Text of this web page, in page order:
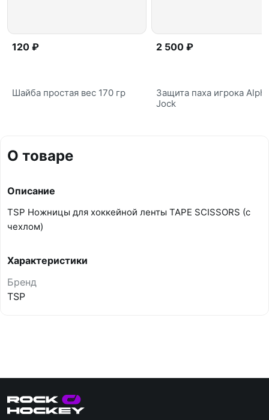
120 ₽
Шайба простая вес 170 гр
2 500 ₽
Защита паха игрока
Jock
О товаре
Описание
TSP Ножницы для хоккейной ленты TAPE SCISSORS (с
чехлом)
Характеристики
Бренд
TSP